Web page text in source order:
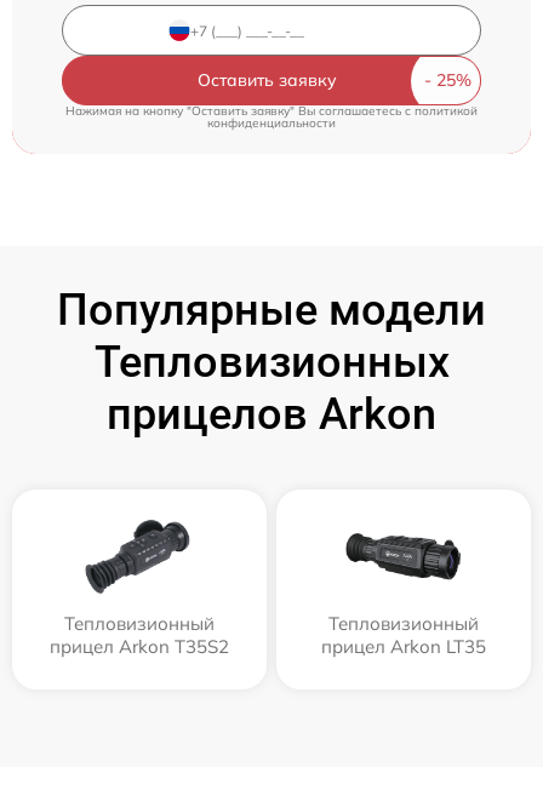
Оставить заявку
Нажимая на кнопку "Оставить заявку" Вы соглашаетесь cполитикой
конфиденциальности
Популярные модели
Тепловизионных
прицелов Arkon
Тепловизионный
прицел Arkon T35S2
Тепловизионный
прицел Arkon LT35